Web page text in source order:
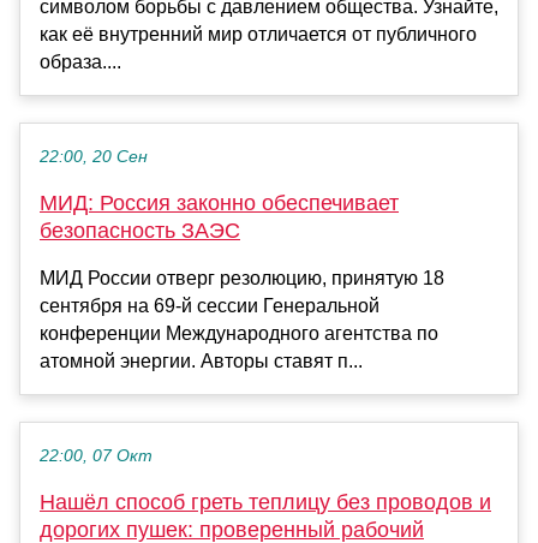
символом борьбы с давлением общества. Узнайте,
как её внутренний мир отличается от публичного
образа....
22:00, 20 Сен
МИД: Россия законно обеспечивает
безопасность ЗАЭС
МИД России отверг резолюцию, принятую 18
сентября на 69-й сессии Генеральной
конференции Международного агентства по
атомной энергии. Авторы ставят п...
22:00, 07 Окт
Нашёл способ греть теплицу без проводов и
дорогих пушек: проверенный рабочий